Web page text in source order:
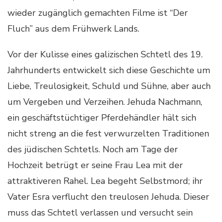
wieder zugänglich gemachten Filme ist “Der
Fluch” aus dem Frühwerk Lands.
Vor der Kulisse eines galizischen Schtetl des 19.
Jahrhunderts entwickelt sich diese Geschichte um
Liebe, Treulosigkeit, Schuld und Sühne, aber auch
um Vergeben und Verzeihen. Jehuda Nachmann,
ein geschäftstüchtiger Pferdehändler hält sich
nicht streng an die fest verwurzelten Traditionen
des jüdischen Schtetls. Noch am Tage der
Hochzeit betrügt er seine Frau Lea mit der
attraktiveren Rahel. Lea begeht Selbstmord; ihr
Vater Esra verflucht den treulosen Jehuda. Dieser
muss das Schtetl verlassen und versucht sein